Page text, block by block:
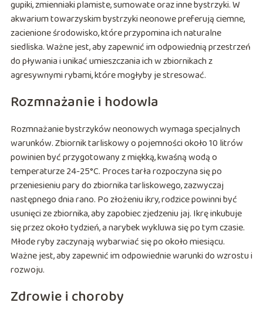
gupiki, zmienniaki plamiste, sumowate oraz inne bystrzyki. W
akwarium towarzyskim bystrzyki neonowe preferują ciemne,
zacienione środowisko, które przypomina ich naturalne
siedliska. Ważne jest, aby zapewnić im odpowiednią przestrzeń
do pływania i unikać umieszczania ich w zbiornikach z
agresywnymi rybami, które mogłyby je stresować.
Rozmnażanie i hodowla
Rozmnażanie bystrzyków neonowych wymaga specjalnych
warunków. Zbiornik tarliskowy o pojemności około 10 litrów
powinien być przygotowany z miękką, kwaśną wodą o
temperaturze 24-25°C. Proces tarła rozpoczyna się po
przeniesieniu pary do zbiornika tarliskowego, zazwyczaj
następnego dnia rano. Po złożeniu ikry, rodzice powinni być
usunięci ze zbiornika, aby zapobiec zjedzeniu jaj. Ikrę inkubuje
się przez około tydzień, a narybek wykluwa się po tym czasie.
Młode ryby zaczynają wybarwiać się po około miesiącu.
Ważne jest, aby zapewnić im odpowiednie warunki do wzrostu i
rozwoju.
Zdrowie i choroby